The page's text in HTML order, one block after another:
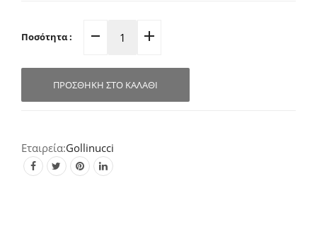
Ποσότητα :
Κάδος
Κουζίνας
ΠΡΟΣΘΉΚΗ ΣΤΟ ΚΑΛΆΘΙ
Gollinucci